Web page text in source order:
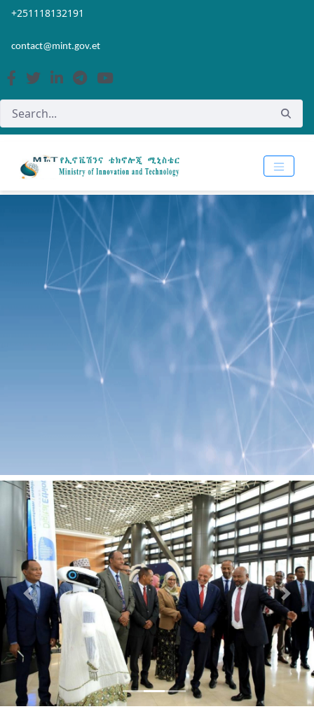
Skip to Main Content
Open Accessibility Menu
+251118132191
contact@mint.gov.et
Previous Next